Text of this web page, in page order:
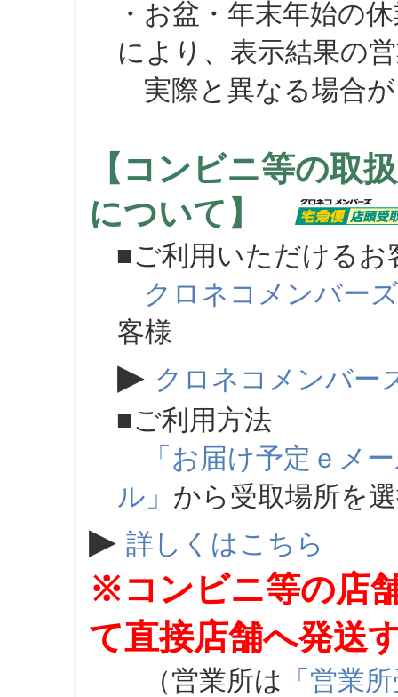
・お盆・年末年始の
により、表示結果の
実際と異なる場合が
【コンビニ等の取
について】
■ご利用いただけるお
クロネコメンバーズ
客様
▶ クロネコメンバー
■ご利用方法
「お届け予定ｅメ
ル」 から受取場所を
▶ 詳しくはこちら
※コンビニ等の店
て直接店舗へ発送
（営業所は 「営業